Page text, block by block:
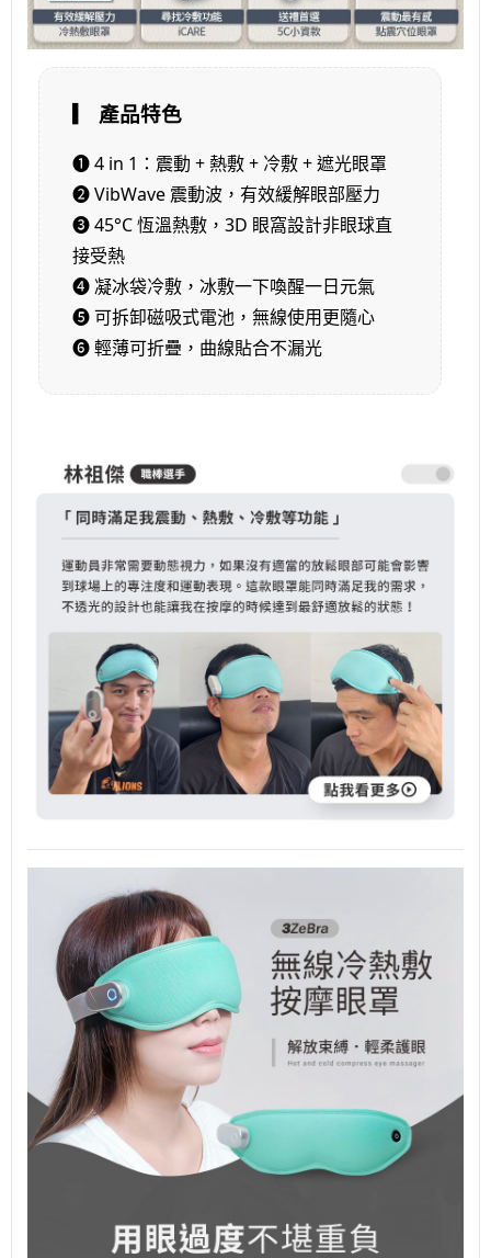
▎ 產品特色
❶ 4 in 1：震動 + 熱敷 + 冷敷 + 遮光眼罩
❷ VibWave 震動波，有效緩解眼部壓力
❸ 45°C 恆溫熱敷，3D 眼窩設計非眼球直
接受熱
❹ 凝冰袋冷敷，冰敷一下喚醒一日元氣
❺ 可拆卸磁吸式電池，無線使用更隨心
❻ 輕薄可折疊，曲線貼合不漏光